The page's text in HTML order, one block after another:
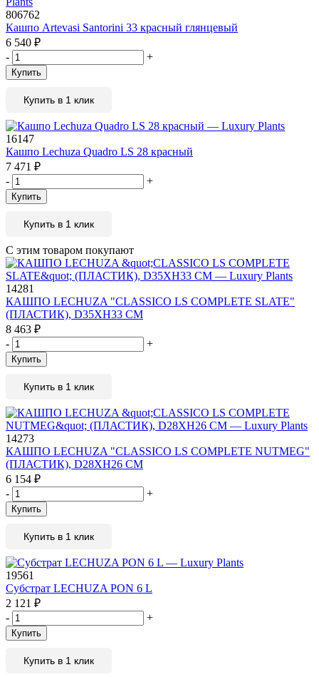
806762
Кашпо Artevasi Santorini 33 красный глянцевый
6 540 ₽
-
+
Купить
Купить в 1 клик
16147
Кашпо Lechuza Quadro LS 28 красный
7 471 ₽
-
+
Купить
Купить в 1 клик
С этим товаром покупают
14281
КАШПО LECHUZA "CLASSICO LS COMPLETE SLATE"
(ПЛАСТИК), D35XH33 СМ
8 463 ₽
-
+
Купить
Купить в 1 клик
14273
КАШПО LECHUZA "CLASSICO LS COMPLETE NUTMEG"
(ПЛАСТИК), D28XH26 СМ
6 154 ₽
-
+
Купить
Купить в 1 клик
19561
Субстрат LECHUZA PON 6 L
2 121 ₽
-
+
Купить
Купить в 1 клик